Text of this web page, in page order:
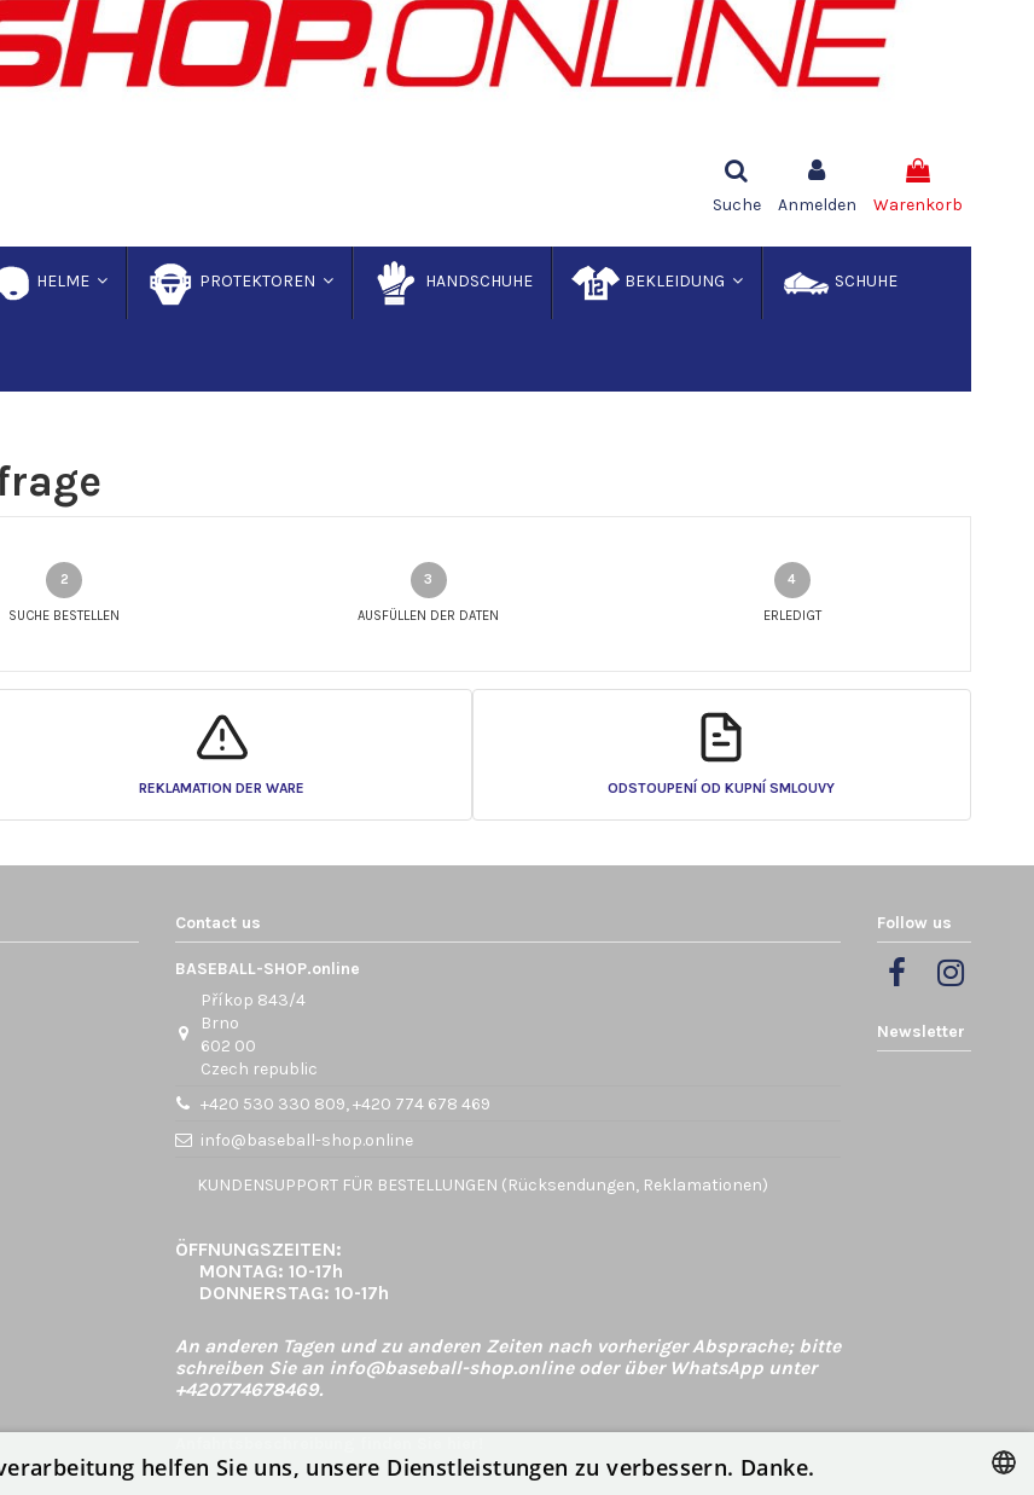
Suche Anmelden Warenkorb
HELME PROTEKTOREN HANDSCHUHE BEKLEIDUNG SCHUHE
SUCHE BESTELLEN AUSFÜLLEN DER DATEN ERLEDIGT
REKLAMATION DER WARE ODSTOUPENÍ OD KUPNÍ SMLOUVY
Contact us
BASEBALL-SHOP.online
Příkop 843/4
Brno
602 00
Czech republic
+420 530 330 809, +420 774 678 469
info@baseball-shop.online
KUNDENSUPPORT FÜR BESTELLUNGEN (Rücksendungen, Reklamationen)
ÖFFNUNGSZEITEN:
MONTAG: 10-17h
DONNERSTAG: 10-17h
An anderen Tagen und zu anderen Zeiten nach vorheriger Absprache; bitte
schreiben Sie an info@baseball-shop.online oder über WhatsApp unter
+420774678469.
Follow us
Newsletter
helfen Sie uns, unsere Dienstleistungen zu verbessern. Danke.